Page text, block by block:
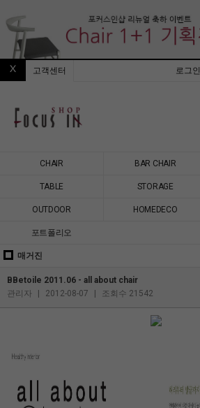
고객센터 로그인
CHAIR BAR CHAIR
TABLE STORAGE
OUTDOOR HOMEDECO
포트폴리오
매거진
BBetoile 2011.06 - all about chair
관리자
2012-08-07 조회수 21542